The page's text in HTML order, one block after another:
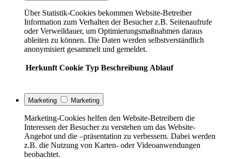
Über Statistik-Cookies bekommen Website-Betreiber
Information zum Verhalten der Besucher z.B. Seitenaufrufe
oder Verweildauer, um Optimierungsmaßnahmen daraus
ableiten zu können. Die Daten werden selbstverständlich
anonymisiert gesammelt und gemeldet.
Herkunft Cookie Typ Beschreibung Ablauf
Marketing Marketing
Marketing-Cookies helfen den Website-Betreibern die
Interessen der Besucher zu verstehen um das Website-
Angebot und die –präsentation zu verbessern. Dabei werden
z.B. die Nutzung von Karten- oder Videoanwendungen
beobachtet.